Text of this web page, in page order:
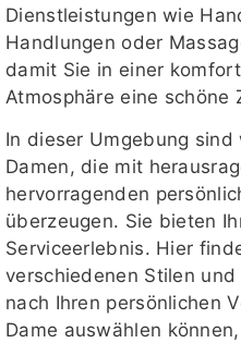
Dienstleistungen wie
Handlungen oder
damit Sie in einer
Atmosphäre eine schöne
In dieser Umgebung
Damen, die mit
hervorragenden
überzeugen. Sie bieten
Serviceerlebnis. Hier
verschiedenen Stilen
nach Ihren persönlichen
Dame auswählen